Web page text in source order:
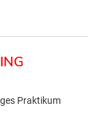
Praktikum